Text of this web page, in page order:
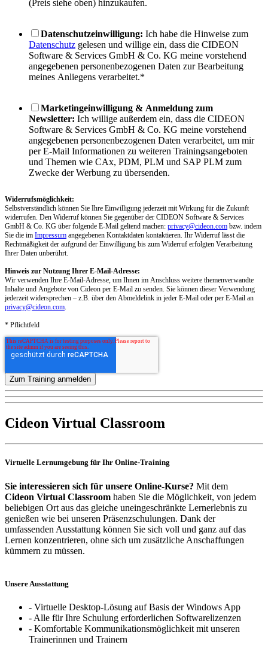
(Preis siehe oben) hinzukaufen.
Datenschutzeinwilligung: Ich habe die Hinweise zum
Datenschutz gelesen und willige ein, dass die CIDEON
Software & Services GmbH & Co. KG meine vorstehend
angegebenen personenbezogenen Daten zur Bearbeitung
meines Anliegens verarbeitet.*
Marketingeinwilligung & Anmeldung zum
Newsletter: Ich willige außerdem ein, dass die CIDEON
Software & Services GmbH & Co. KG meine vorstehend
angegebenen personenbezogenen Daten verarbeitet, um mir
per E-Mail Informationen zu weiteren Trainingsangeboten
und Themen wie CAx, PDM, PLM und SAP PLM zum
Zwecke der Werbung zu übersenden.
Widerrufsmöglichkeit:
Selbstverständlich können Sie Ihre Einwilligung jederzeit mit Wirkung für die Zukunft
widerrufen. Den Widerruf können Sie gegenüber der CIDEON Software & Services
GmbH & Co. KG über folgende E-Mail geltend machen: privacy@cideon.com bzw. indem
Sie die im Impressum angegebenen Kontaktdaten kontaktieren. Ihr Widerruf lässt die
Rechtmäßigkeit der aufgrund der Einwilligung bis zum Widerruf erfolgten Verarbeitung
Ihrer Daten unberührt.
Hinweis zur Nutzung Ihrer E-Mail-Adresse:
Wir verwenden Ihre E-Mail-Adresse, um Ihnen im Anschluss weitere themenverwandte
Inhalte und Angebote von Cideon per E-Mail zu senden. Sie können dieser Verwendung
jederzeit widersprechen – z.B. über den Abmeldelink in jeder E-Mail oder per E-Mail an
privacy@cideon.com.
* Pflichtfeld
Cideon Virtual Classroom
Virtuelle Lernumgebung für Ihr Online-Training
Sie interessieren sich für unsere Online-Kurse? Mit dem
Cideon Virtual Classroom haben Sie die Möglichkeit, von jedem
beliebigen Ort aus das gleiche uneingeschränkte Lernerlebnis zu
genießen wie bei unseren Präsenzschulungen. Dank der
umfassenden Ausstattung können Sie sich voll und ganz auf das
Lernen konzentrieren, ohne sich um zusätzliche Anschaffungen
kümmern zu müssen.
Unsere Ausstattung
- Virtuelle Desktop-Lösung auf Basis der Windows App
- Alle für Ihre Schulung erforderlichen Softwarelizenzen
- Komfortable Kommunikationsmöglichkeit mit unseren
Trainerinnen und Trainern